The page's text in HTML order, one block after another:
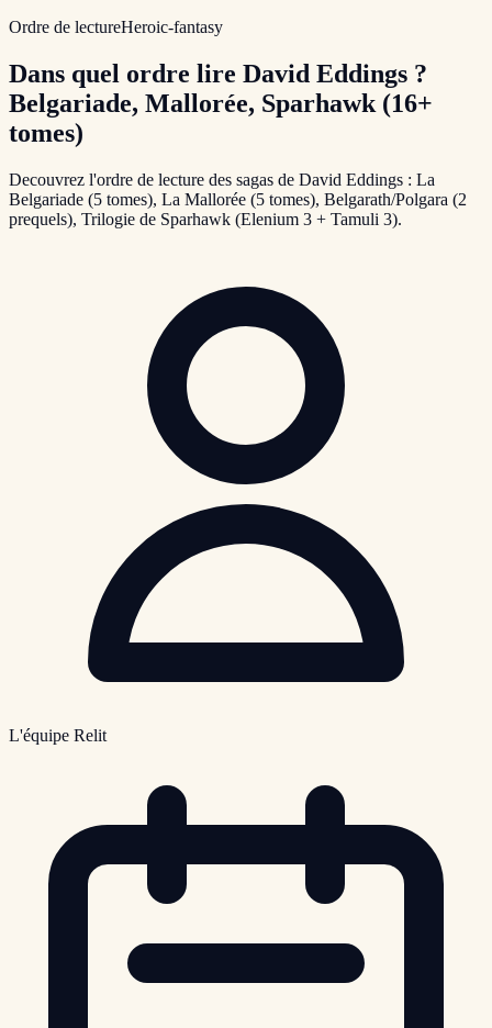
Ordre de lectureHeroic-fantasy
Dans quel ordre lire David Eddings ?
Belgariade, Mallorée, Sparhawk (16+
tomes)
Decouvrez l'ordre de lecture des sagas de David Eddings : La
Belgariade (5 tomes), La Mallorée (5 tomes), Belgarath/Polgara (2
prequels), Trilogie de Sparhawk (Elenium 3 + Tamuli 3).
L'équipe Relit